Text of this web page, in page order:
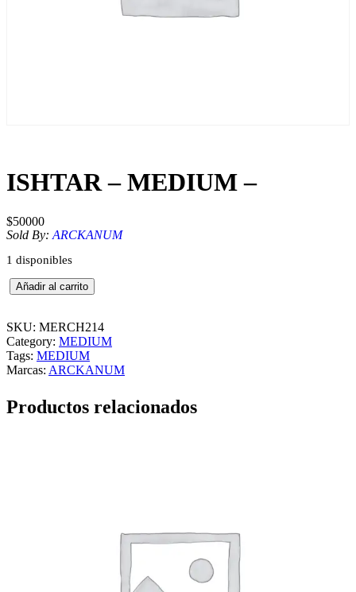
ISHTAR – MEDIUM –
$50000
Sold By: ARCKANUM
1 disponibles
S
T
A
R
–
E
D
Añadir al carrito
SKU: MERCH214
Category: MEDIUM
Tags: MEDIUM
Marcas: ARCKANUM
Productos relacionados